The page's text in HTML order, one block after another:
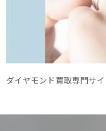
ダイヤモンド買取専門サイ